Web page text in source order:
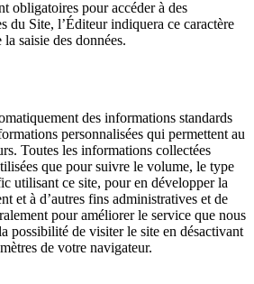
obligatoires pour accéder à des
du Site, l’Éditeur indiquera ce caractère
saisie des données.
des informations standards
personnalisées qui permettent au
Toutes les informations collectées
que pour suivre le volume, le type
utilisant ce site, pour en développer la
et à d’autres fins administratives et de
pour améliorer le service que nous
possibilité de visiter le site en désactivant
de votre navigateur.